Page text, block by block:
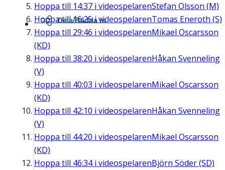
Hoppa till 14:37 i videospelarenStefan Olsson (M)
Hoppa till16:25i videospelarenTomas Eneroth (S)
Hoppa till 29:46 i videospelarenMikael Oscarsson
(KD)
Hoppa till 38:20 i videospelarenHåkan Svenneling
(V)
Hoppa till 40:03 i videospelarenMikael Oscarsson
(KD)
Hoppa till 42:10 i videospelarenHåkan Svenneling
(V)
Hoppa till 44:20 i videospelarenMikael Oscarsson
(KD)
Hoppa till 46:34i videospelarenBjörn Söder (SD)
Dela/Bädda in